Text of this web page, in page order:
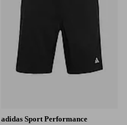
adidas Sport Performance